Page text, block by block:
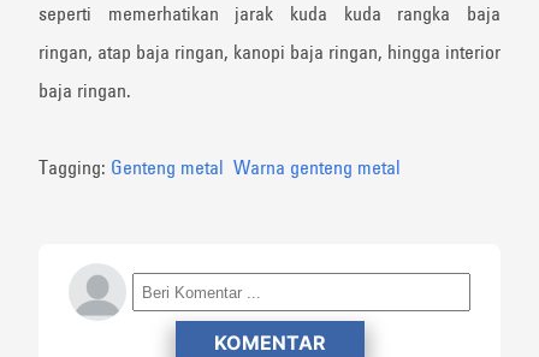
seperti memerhatikan jarak kuda kuda rangka baja
ringan, atap baja ringan, kanopi baja ringan, hingga interior
baja ringan.
Tagging: Genteng metal Warna genteng metal
KOMENTAR